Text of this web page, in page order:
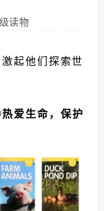
读物
起他们探索世
爱生命，保护